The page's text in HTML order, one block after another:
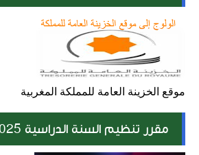
موقع الخزينة العامة للمملكة المغربية
مقرر تنظيم السنة الدراسية 2025-2026